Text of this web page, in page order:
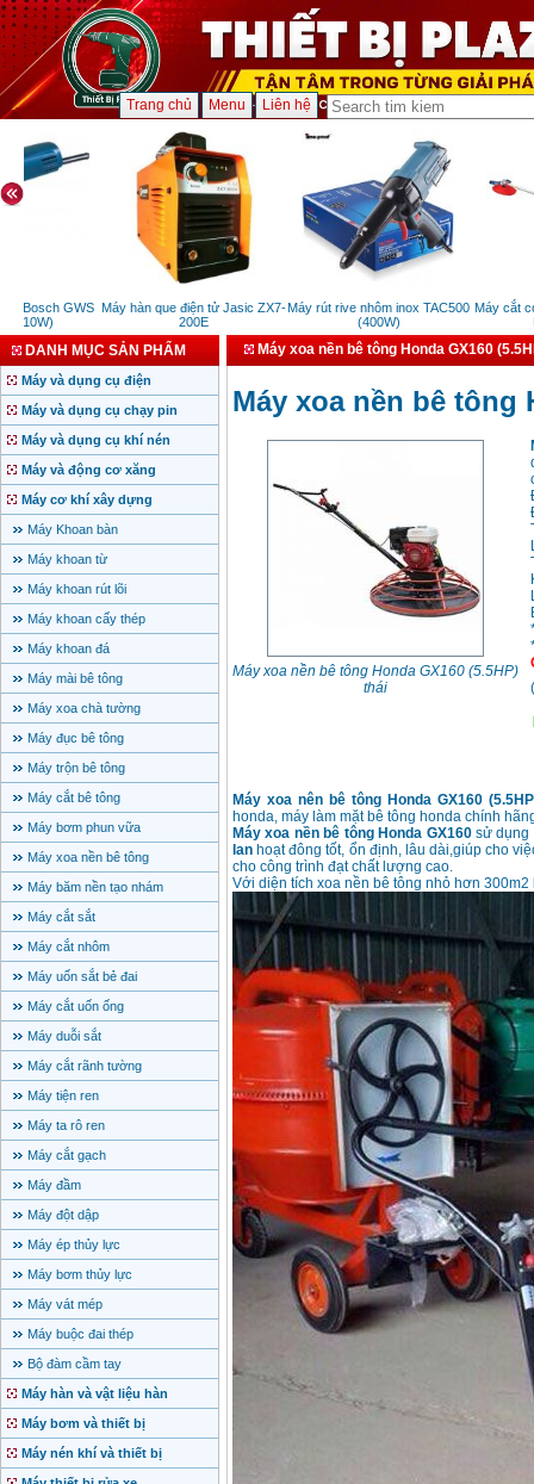
Trang chủ Menu Liên hệ
Bosch GWS Máy hàn que điện tử Jasic ZX7-
200E
Máy rút rive nhôm inox TAC500
(400W)
Máy cắt cỏ
DANH MỤC SẢN PHẨM
Máy và dụng cụ điện
Máy và dụng cụ chạy pin
Máy và dụng cụ khí nén
Máy và động cơ xăng
Máy cơ khí xây dựng
Máy Khoan bàn
Máy khoan từ
Máy khoan rút lõi
Máy khoan cấy thép
Máy khoan đá
Máy mài bê tông
Máy xoa chà tường
Máy đục bê tông
Máy trộn bê tông
Máy cắt bê tông
Máy bơm phun vữa
Máy xoa nền bê tông
Máy băm nền tạo nhám
Máy cắt sắt
Máy cắt nhôm
Máy uốn sắt bẻ đai
Máy cắt uốn ống
Máy duỗi sắt
Máy cắt rãnh tường
Máy tiện ren
Máy ta rô ren
Máy cắt gạch
Máy đầm
Máy đột dập
Máy ép thủy lực
Máy bơm thủy lực
Máy vát mép
Máy buộc đai thép
Bộ đàm cầm tay
Máy hàn và vật liệu hàn
Máy bơm và thiết bị
Máy nén khí và thiết bị
Máy xoa nền bê tông Honda GX160
Máy xoa nền bê tông
Máy xoa nền bê tông Honda GX160 (5.5HP)
thái
(
Máy xoa nên bê tông Honda GX160
honda, máy làm mặt bê tông honda chính
Máy xoa nền bê tông Honda GX160sử dụng
lan hoạt đông tốt, ổn định, lâu dài,giúp cho
cho công trình đạt chất lượng cao.
Với diện tích xoa nền bê tông nhỏ hơn